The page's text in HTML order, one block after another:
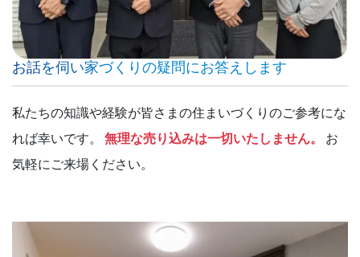
お話を伺い家づくりの疑問にお答えします
私たちの知識や経験が皆さまの住まいづくりのご参考にな
れば幸いです。
無理な売り込みは一切いたしません。
お
気軽にご来場ください。